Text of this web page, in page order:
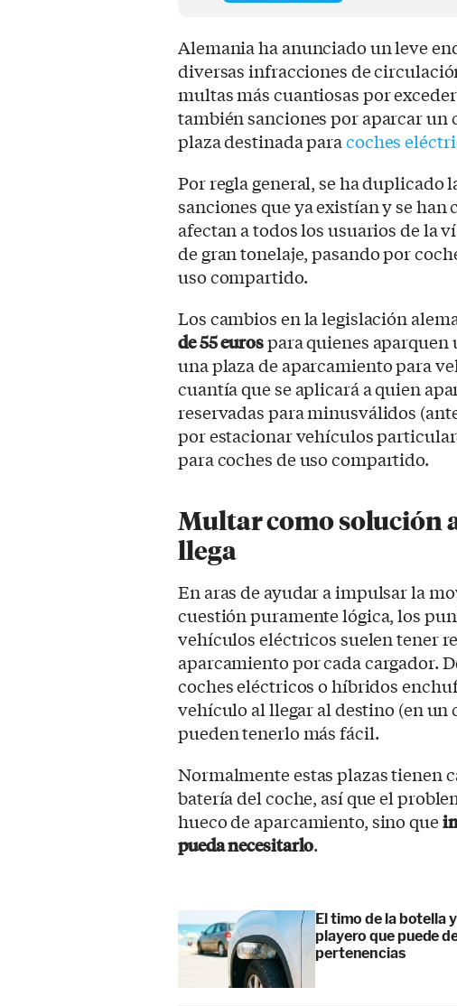
Alemania ha anunciado un leve
diversas infracciones de
multas más cuantiosas por
también sanciones por aparcar un
plaza destinada paracoches
Por regla general, se ha duplicado
sanciones que ya existían y se
afectan a todos los usuarios de la
de gran tonelaje, pasando por
uso compartido.
Los cambios en la legislación
de 55 eurospara quienes
una plaza de aparcamiento para
cuantía que se aplicará a quien
reservadas para minusválidos
por estacionar vehículos
para coches de uso compartido.
Multar como solución
llega
En aras de ayudar a impulsar la
cuestión puramente lógica, los
vehículos eléctricos suelen tener
aparcamiento por cada cargador.
coches eléctricos o híbridos
vehículo al llegar al destino (en
pueden tenerlo más fácil.
Normalmente estas plazas tienen
batería del coche, así que el
hueco de aparcamiento, sino que
pueda necesitarlo.
El timo de la botella
playero que puede
pertenencias